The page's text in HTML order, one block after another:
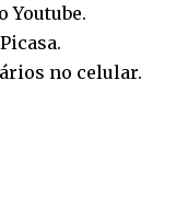
Youtube.
Picasa.
no celular.